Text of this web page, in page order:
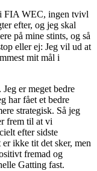
FIA WEC, ingen tvivl
efter, og jeg skal
på mine stints, og så
eller ej: Jeg vil ud at
mit mål i
er meget bedre
har fået et bedre
strategisk. Så jeg
frem til at vi
efter sidste
ikke tit det sker, men
fremad og
Gatting fast.